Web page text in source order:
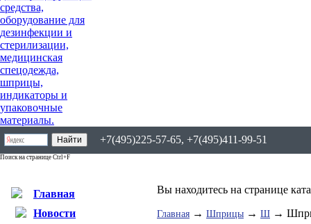
+7(495)225-57-65, +7(495)411-99-51
Поиск на странице Ctrl+F
Главная
Новости
Вы находитесь на странице
Главная → Шприцы → Ш →